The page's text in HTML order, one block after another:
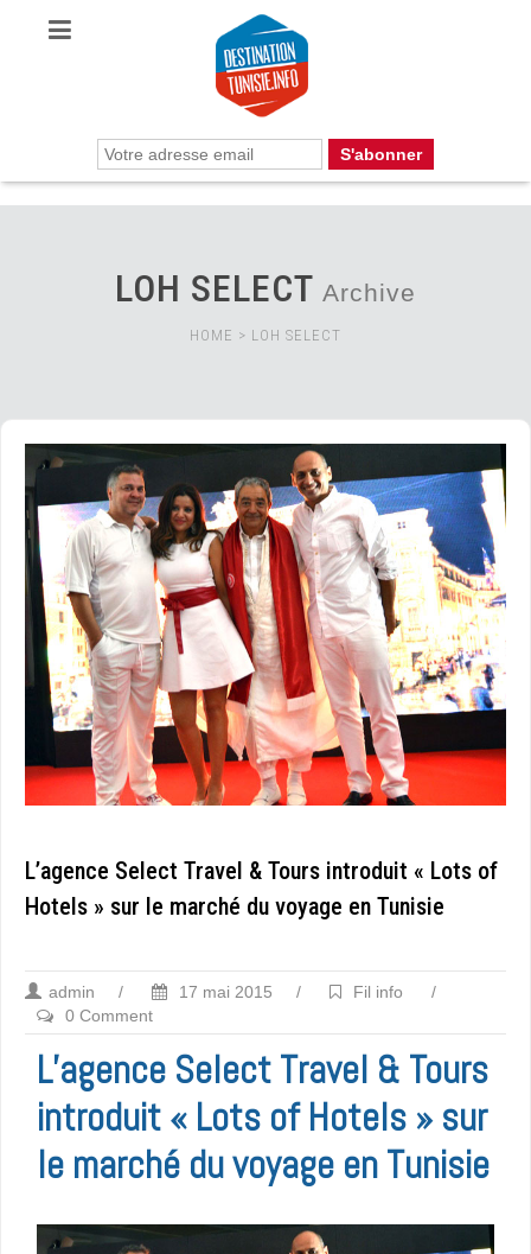
LOH SELECT Archive
HOME > LOH SELECT
L’agence Select Travel & Tours introduit « Lots of
Hotels » sur le marché du voyage en Tunisie
admin / 17 mai 2015 / Fil info
/
0 Comment
L’agence Select Travel & Tours
introduit « Lots of Hotels » sur
le marché du voyage en Tunisie